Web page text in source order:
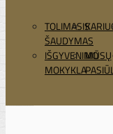
TOLIMASIS
ŠAUDYMAS
IŠGYVENIMO
MOKYKLA
MŪSŲ